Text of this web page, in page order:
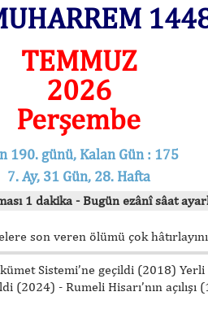
TEMMUZ
2026
Perşembe
190. günü, Kalan Gün : 175
7. Ay, 31 Gün, 28. Hafta
1 dakika - Bugün ezânî sâat
son veren ölümü çok
Sistemi’ne geçildi (2018)
(2024) - Rumeli Hisarı’nın açılışı